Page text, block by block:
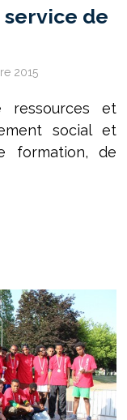
service de
2015
et
social et
formation, de